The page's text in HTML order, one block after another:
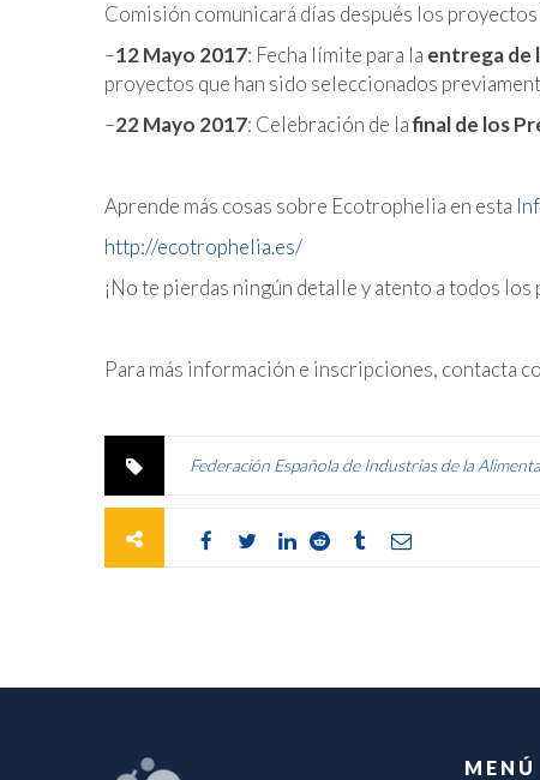
Comisión comunicará días después los
–12 Mayo 2017: Fecha límite para la entrega de
proyectos que han sido seleccionados
–22 Mayo 2017: Celebración de lafinal de los
Aprende más cosas sobre Ecotrophelia en esta
http://ecotrophelia.es/
¡No te pierdas ningún detalle y atento a todos
Para más información e inscripciones, contacta
Federación Española de Industrias de la
MENÚ